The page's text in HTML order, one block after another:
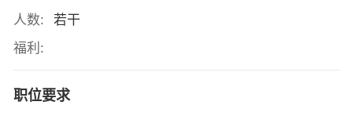
人数:
若干
福利:
职位要求